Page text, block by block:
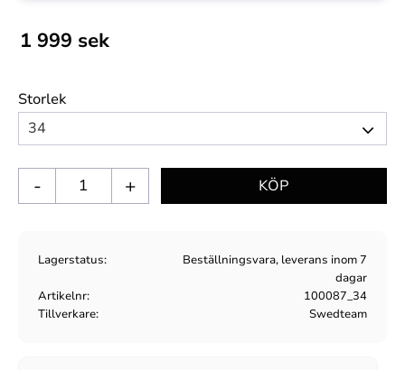
1 999 sek
Storlek
+
-
Lagerstatus
Beställningsvara, leverans inom 7
dagar
Artikelnr
100087_34
Tillverkare
Swedteam